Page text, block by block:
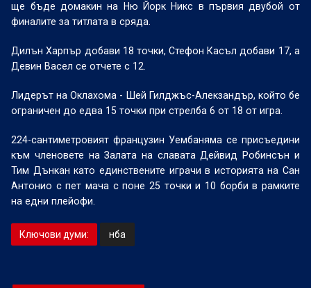
ще бъде домакин на Ню Йорк Никс в първия двубой от
финалите за титлата в сряда.
Дилън Харпър добави 18 точки, Стефон Касъл добави 17, а
Девин Васел се отчете с 12.
Лидерът на Оклахома - Шей Гилджъс-Алекзандър, който бе
ограничен до едва 15 точки при стрелба 6 от 18 от игра.
224-сантиметровият французин Уембаняма се присъедини
към членовете на Залата на славата Дейвид Робинсън и
Тим Дънкан като единствените играчи в историята на Сан
Антонио с пет мача с поне 25 точки и 10 борби в рамките
на едни плейофи.
Ключови думи: нба